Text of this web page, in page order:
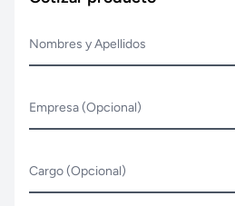
Nombres y Apellidos
Empresa (Opcional)
Cargo (Opcional)